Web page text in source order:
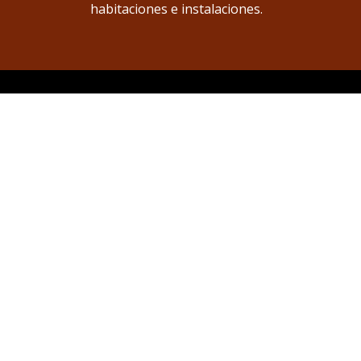
habitaciones e instalaciones.